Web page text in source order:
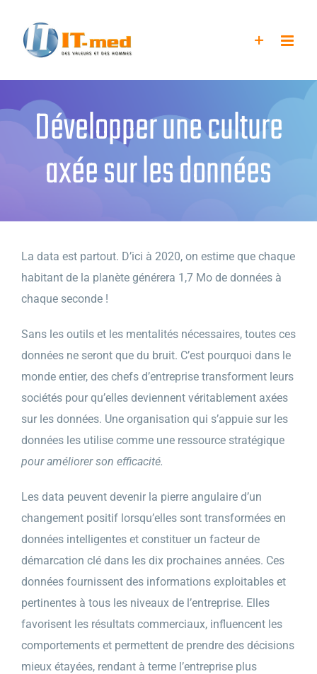
contenu
Développer une culture
axée sur les données
La data est partout. D’ici à 2020, on estime que chaque
habitant de la planète générera 1,7 Mo de données à
chaque seconde !
Sans les outils et les mentalités nécessaires, toutes ces
données ne seront que du bruit. C’est pourquoi dans le
monde entier, des chefs d’entreprise transforment leurs
sociétés pour qu’elles deviennent véritablement axées
sur les données. Une organisation qui s’appuie sur les
données les utilise comme une ressource stratégique
pour améliorer son efficacité.
Les data peuvent devenir la pierre angulaire d’un
changement positif lorsqu’elles sont transformées en
données intelligentes et constituer un facteur de
démarcation clé dans les dix prochaines années. Ces
données fournissent des informations exploitables et
pertinentes à tous les niveaux de l’entreprise. Elles
favorisent les résultats commerciaux, influencent les
comportements et permettent de prendre des décisions
mieux étayées, rendant à terme l’entreprise plus